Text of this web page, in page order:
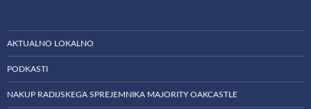
AKTUALNO LOKALNO
PODKASTI
NAKUP RADIJSKEGA SPREJEMNIKA MAJORITY OAKCASTLE